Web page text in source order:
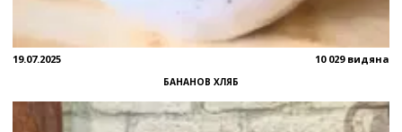
19.07.2025 10 029 видяна
БАНАНОВ ХЛЯБ